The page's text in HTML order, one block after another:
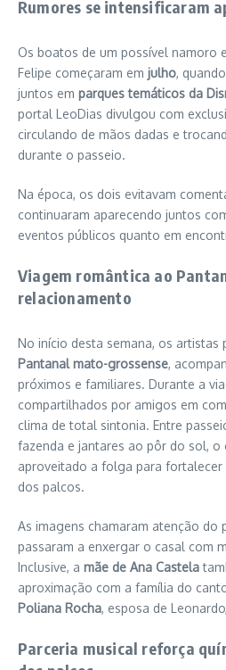
Rumores se intensificaram
Os boatos de um possível namoro
Felipe começaram em julho,
juntos em parques temáticos da
portal LeoDias divulgou com
circulando de mãos dadas e
durante o passeio.
Na época, os dois evitavam
continuaram aparecendo juntos
eventos públicos quanto em
Viagem romântica ao
relacionamento
No início desta semana, os artistas
Pantanal mato-grossense,
próximos e familiares. Durante a
compartilhados por amigos em
clima de total sintonia. Entre
fazenda e jantares ao pôr do sol, o
aproveitado a folga para
dos palcos.
As imagens chamaram atenção do
passaram a enxergar o casal com
Inclusive, a mãe de Ana Castela
aproximação com a família do
Poliana Rocha, esposa de
Parceria musical reforça